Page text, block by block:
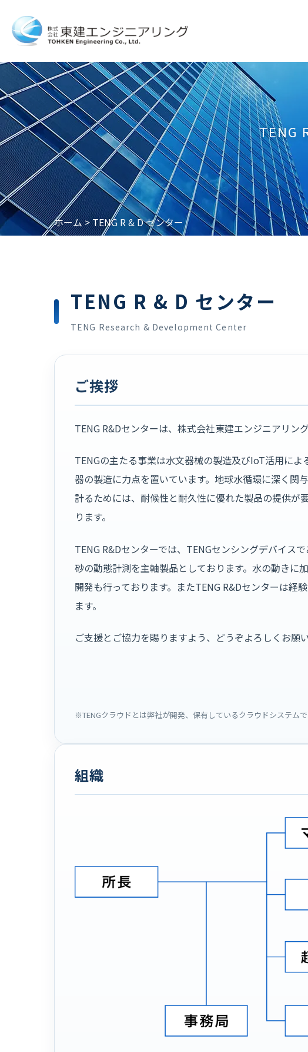
TENG
ホーム>TENG R & D センター
TENG R & D センター
TENG Research & Development Center
ご挨拶
TENG R&Dセンターは、株式会社東建エンジニアリ
TENGの主たる事業は水文器械の製造及びIoT活用に
器の製造に力点を置いています。地球水循環に深く関
計るためには、耐候性と耐久性に優れた製品の提供が
ります。
TENG R&Dセンターでは、TENGセンシングデバイス
砂の動態計測を主軸製品としております。水の動きに
開発も行っております。またTENG R&Dセンターは経
ます。
ご支援とご協力を賜りますよう、どうぞよろしくお願
※TENGクラウドとは弊社が開発、保有しているクラウドシステムで
組織